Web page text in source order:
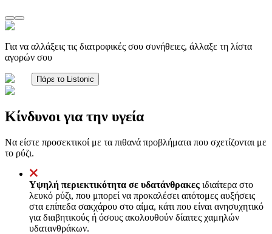
Για να αλλάξεις τις διατροφικές σου συνήθειες, άλλαξε τη λίστα
αγορών σου
Πάρε το Listonic
Κίνδυνοι για την υγεία
Να είστε προσεκτικοί με τα πιθανά προβλήματα που σχετίζονται με
το ρύζι.
Υψηλή περιεκτικότητα σε υδατάνθρακες ιδιαίτερα στο
λευκό ρύζι, που μπορεί να προκαλέσει απότομες αυξήσεις
στα επίπεδα σακχάρου στο αίμα, κάτι που είναι ανησυχητικό
για διαβητικούς ή όσους ακολουθούν δίαιτες χαμηλών
υδατανθράκων.